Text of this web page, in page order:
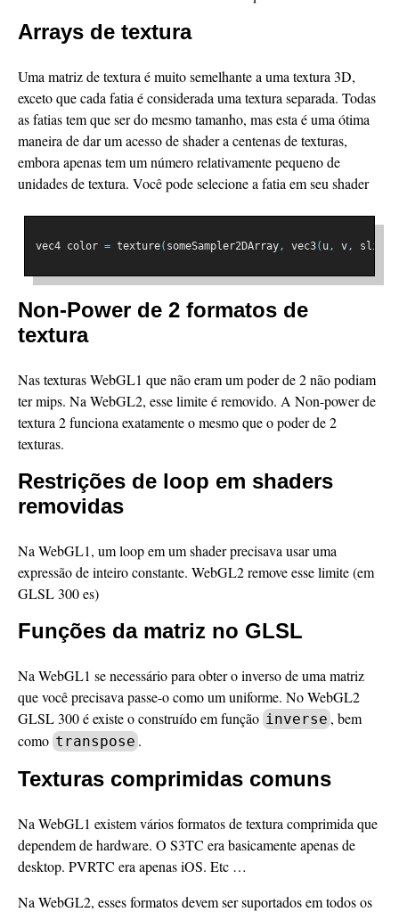
Arrays de textura
Uma matriz de textura é muito semelhante a uma textura 3D,
exceto que cada fatia é considerada uma textura separada. Todas
as fatias tem que ser do mesmo tamanho, mas esta é uma ótima
maneira de dar um acesso de shader a centenas de texturas,
embora apenas tem um número relativamente pequeno de
unidades de textura. Você pode selecione a fatia em seu shader
vec4 color = texture( someSampler2DArray, vec3( u, v, slice
Non-Power de 2 formatos de
textura
Nas texturas WebGL1 que não eram um poder de 2 não podiam
ter mips. Na WebGL2, esse limite é removido. A Non-power de
textura 2 funciona exatamente o mesmo que o poder de 2
texturas.
Restrições de loop em shaders
removidas
Na WebGL1, um loop em um shader precisava usar uma
expressão de inteiro constante. WebGL2 remove esse limite (em
GLSL 300 es)
Funções da matriz no GLSL
Na WebGL1 se necessário para obter o inverso de uma matriz
que você precisava passe-o como um uniforme. No WebGL2
GLSL 300 é existe o construído em função inverse , bem
como transpose .
Texturas comprimidas comuns
Na WebGL1 existem vários formatos de textura comprimida que
dependem de hardware. O S3TC era basicamente apenas de
desktop. PVRTC era apenas iOS. Etc …
Na WebGL2, esses formatos devem ser suportados em todos os